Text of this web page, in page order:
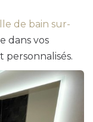
de bain sur-
dans vos
personnalisés.